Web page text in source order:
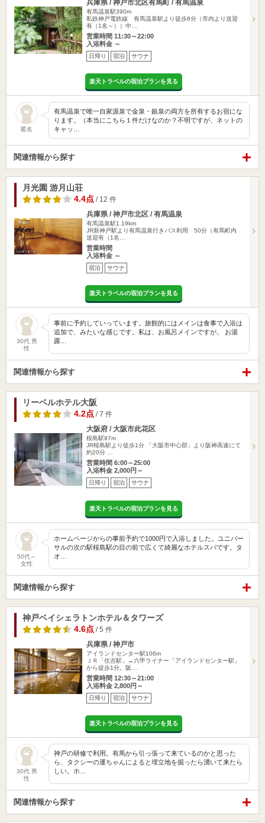
兵庫県 / 神戸市北区有馬町 / 有馬温泉
有馬温泉駅390m
私鉄神戸電鉄線 有馬温泉駅より徒歩8分（市内より送迎
有（1名～））中…
営業時間 11:30～22:00
入浴料金 ～
日帰り 宿泊 サウナ
楽天トラベルの宿泊プランを見る
匿名
有馬温泉で唯一自家源泉で金泉・銀泉の両方を所有するお宿にな
ります。（本当にこちら１件だけなのか？不明ですが、ネットの
キャッ…
関連情報から探す
月光園 游月山荘
4.4点 / 12 件
兵庫県 / 神戸市北区 / 有馬温泉
有馬温泉駅1.19km
JR新神戸駅より有馬温泉行きバス利用 50分（有馬町内
送迎有（1名…
営業時間
入浴料金 ～
宿泊 サウナ
楽天トラベルの宿泊プランを見る
30代 男
性
事前に予約していっています。旅館的にはメインは食事で入浴は
追加で、みたいな感じです。私は、お風呂メインですが。 お湯
露…
関連情報から探す
リーベルホテル大阪
4.2点 / 7 件
大阪府 / 大阪市此花区
桜島駅97m
JR桜島駅より徒歩1分 「大阪市中心部」より阪神高速にて
約20分 …
営業時間 6:00～25:00
入浴料金 2,000円～
日帰り 宿泊 サウナ
楽天トラベルの宿泊プランを見る
50代～
女性
ホームページからの事前予約で1000円で入浴しました。ユニバー
サルの次の駅桜島駅の目の前で広くて綺麗なホテルスパです。タ
オ…
関連情報から探す
神戸ベイシェラトンホテル＆タワーズ
4.6点 / 5 件
兵庫県 / 神戸市
アイランドセンター駅106m
ＪＲ「住吉駅」→六甲ライナー「アイランドセンター駅」
から徒歩1分。阪…
営業時間 12:30～21:00
入浴料金 2,800円～
日帰り 宿泊 サウナ
楽天トラベルの宿泊プランを見る
30代 男
性
神戸の研修で利用。有馬から引っ張って来ているのかと思った
ら、タクシーの運ちゃんによると埋立地を掘ったら湧いて来たら
しい。ホ…
関連情報から探す